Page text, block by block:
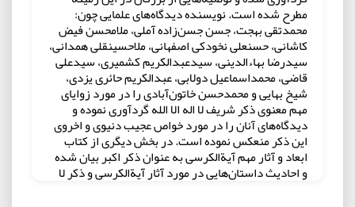
مطرح شده است. نویسنده دیدگاه‌های علمایی چون:
محمدتقی بهجت، جسن جسن‌زاده آملی، ملامحسن فیض
کاشانی، حسنعلی نخودکی اصفهانی، ملاحسینقلی همدانی،
سیدرضا بهاءالدینی، سیدعبدالکریم کشمیری، سیدعلی
قاضی، محمداسماعیل دولابی، عبدالکریم حائری یزدی،
شیخ بهایی و محمدحسن خاتون‌آبادی را در مورد زوایای
مهم معنوی ذکر شریف لا اله الا الله گردآوری نموده و
دیدگاه‌های آنان را در مورد خواص عجیب دنیوی و اخروی
این ذکر منعکس نموده است. در بخش دیگری از کتاب
ابعاد و آثار مهم آیةالکرسی به عنوان ذکر اکبر بیان شده
و احادیث داستان‌هایی در مورد آثار آیةالکرسی و ذکر لا